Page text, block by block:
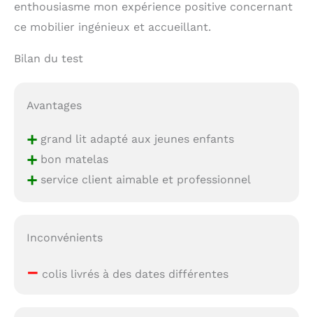
enthousiasme mon expérience positive concernant
ce mobilier ingénieux et accueillant.
Bilan du test
Avantages
+grand lit adapté aux jeunes enfants
+bon matelas
+service client aimable et professionnel
Inconvénients
– colis livrés à des dates différentes